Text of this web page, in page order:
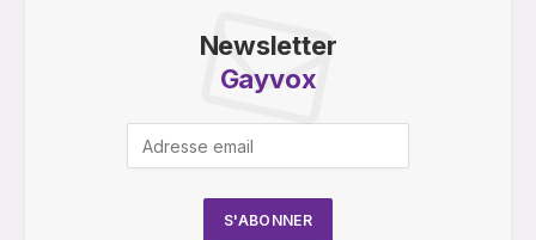
Newsletter
Gayvox